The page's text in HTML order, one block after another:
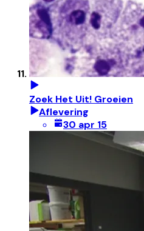
Zoek Het Uit! Groeien
Aflevering
30 apr 15